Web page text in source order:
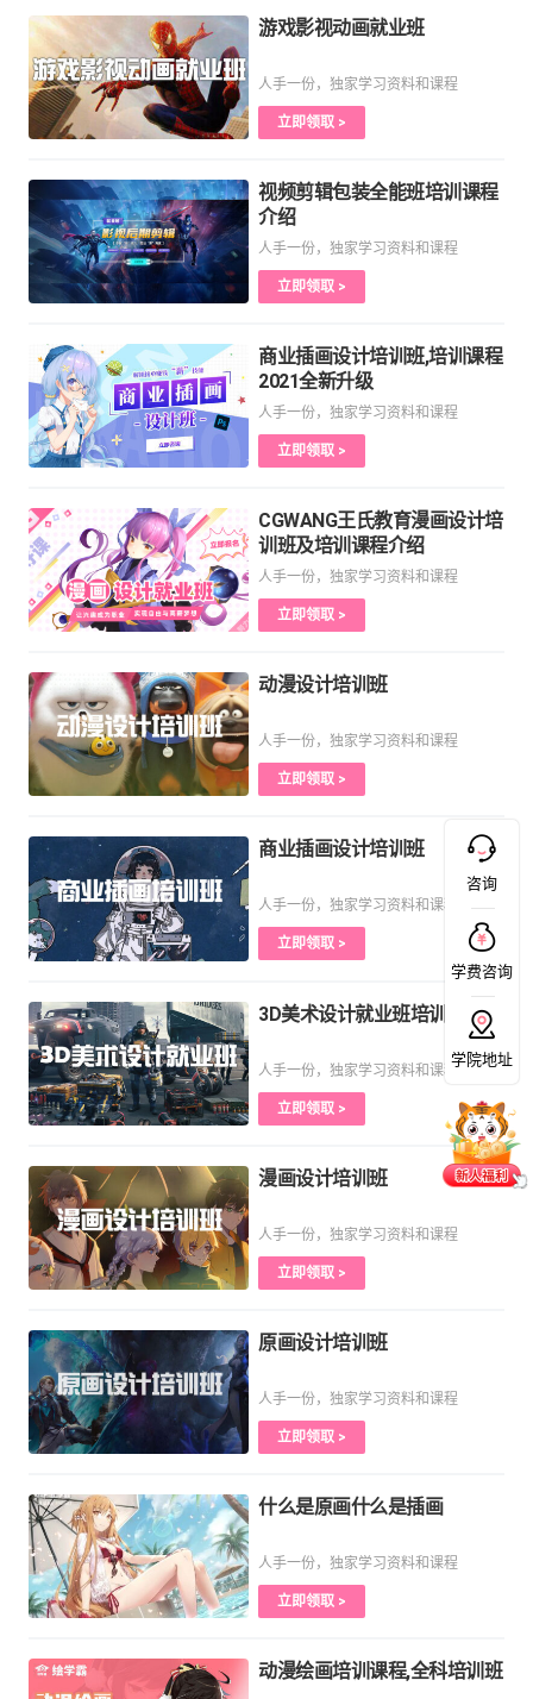
游戏影视动画就业班
人手一份，独家学习资料和课程
立即领取 >
视频剪辑包装全能班培训课程
介绍
人手一份，独家学习资料和课程
立即领取 >
商业插画设计培训班,培训课程
2021全新升级
人手一份，独家学习资料和课程
立即领取 >
CGWANG王氏教育漫画设计培
训班及培训课程介绍
人手一份，独家学习资料和课程
立即领取 >
动漫设计培训班
人手一份，独家学习资料和课程
立即领取 >
商业插画设计培训班
人手一份，独家学习资料和课程
立即领取 >
3D美术设计就业班培训课程
人手一份，独家学习资料和课程
立即领取 >
漫画设计培训班
人手一份，独家学习资料和课程
立即领取 >
原画设计培训班
人手一份，独家学习资料和课程
立即领取 >
什么是原画什么是插画
人手一份，独家学习资料和课程
立即领取 >
动漫绘画培训课程,全科培训班
咨询
学费咨询
学院地址